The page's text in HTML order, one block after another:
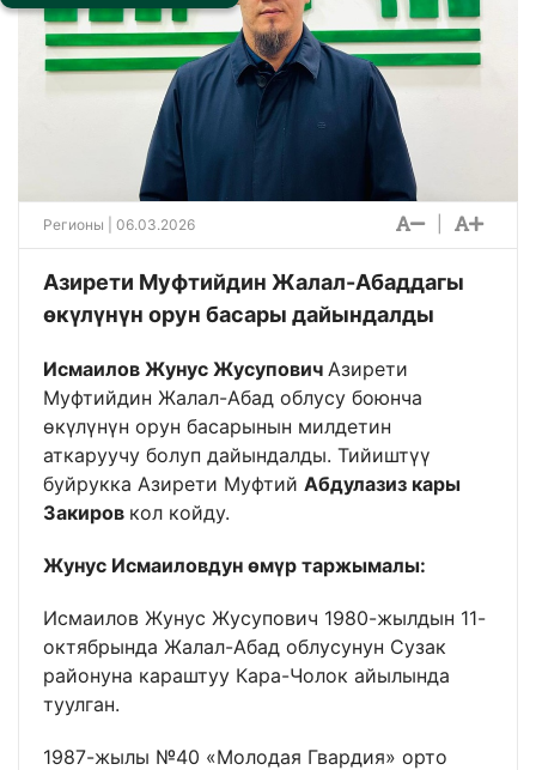
Регионы | 06.03.2026
Азирети Муфтийдин Жалал-Абаддагы
өкүлүнүн орун басары дайындалды
Исмаилов Жунус Жусупович Азирети
Муфтийдин Жалал-Абад облусу боюнча
өкүлүнүн орун басарынын милдетин
аткаруучу болуп дайындалды. Тийиштүү
буйрукка Азирети Муфтий Абдулазиз кары
Закиров кол койду.
Жунус Исмаиловдун өмүр таржымалы:
Исмаилов Жунус Жусупович 1980-жылдын 11-
октябрында Жалал-Абад облусунун Сузак
районуна караштуу Кара-Чолок айылында
туулган.
1987-жылы №40 «Молодая Гвардия» орто